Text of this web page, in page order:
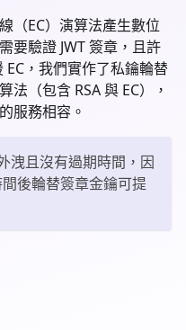
（EC）演算法產生數位
要驗證 JWT 簽章，且許
EC，我們實作了私鑰輪替
（包含 RSA 與 EC），
服務相容。
洩且沒有過期時間，因
後輪替簽章金鑰可提